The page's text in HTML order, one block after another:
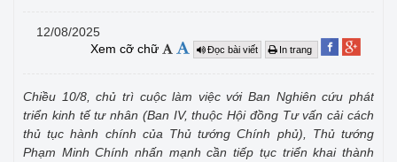
12/08/2025
Xem cỡ chữ
Đọc bài viết In trang
Chiều 10/8, chủ trì cuộc làm việc với Ban Nghiên cứu phát
triển kinh tế tư nhân (Ban IV, thuộc Hội đồng Tư vấn cải cách
thủ tục hành chính của Thủ tướng Chính phủ), Thủ tướng
Phạm Minh Chính nhấn mạnh cần tiếp tục triển khai thành